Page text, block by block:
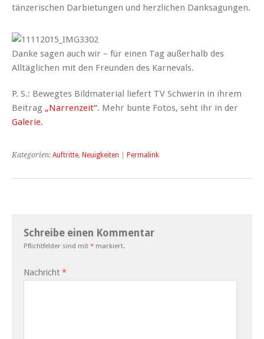
tänzerischen Darbietungen und herzlichen Danksagungen.
Danke sagen auch wir – für einen Tag außerhalb des
Alltäglichen mit den Freunden des Karnevals.
P. S.: Bewegtes Bildmaterial liefert TV Schwerin in ihrem
Beitrag „Narrenzeit“. Mehr bunte Fotos, seht ihr in der
Galerie.
Kategorien: Auftritte, Neuigkeiten Permalink
Schreibe einen Kommentar
Pflichtfelder sind mit * markiert.
Nachricht *